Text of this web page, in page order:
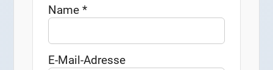
Name*
E-Mail-Adresse